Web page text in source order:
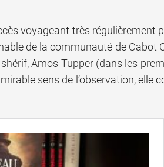
voyageant très régulièrement
de la communauté de Cabot
Amos Tupper (dans les
sens de l’observation,